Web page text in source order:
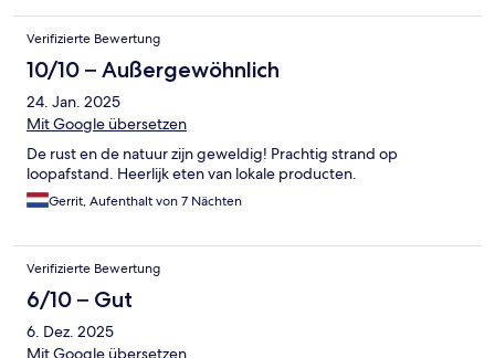
Verifizierte Bewertung
10/10 – Außergewöhnlich
24. Jan. 2025
Mit Google übersetzen
De rust en de natuur zijn geweldig! Prachtig strand op
loopafstand. Heerlijk eten van lokale producten.
Gerrit, Aufenthalt von 7 Nächten
Verifizierte Bewertung
6/10 – Gut
6. Dez. 2025
Mit Google übersetzen